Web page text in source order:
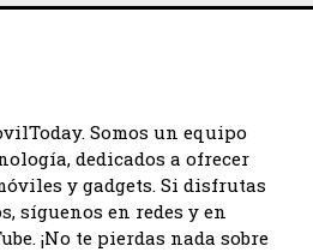
Somos un equipo
dedicados a ofrecer
y gadgets. Si disfrutas
síguenos en redes y en
¡No te pierdas nada sobre